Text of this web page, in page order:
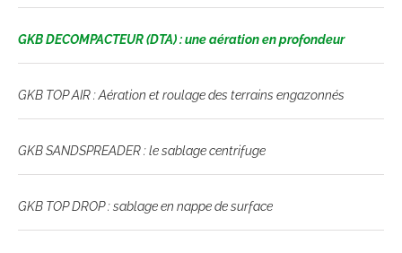
GKB DECOMPACTEUR (DTA) : une aération en profondeur
GKB TOP AIR : Aération et roulage des terrains engazonnés
GKB SANDSPREADER : le sablage centrifuge
GKB TOP DROP : sablage en nappe de surface